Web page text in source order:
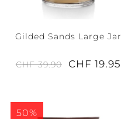
Gilded Sands Large Jar
CHF 39.90 CHF 19.95
50%